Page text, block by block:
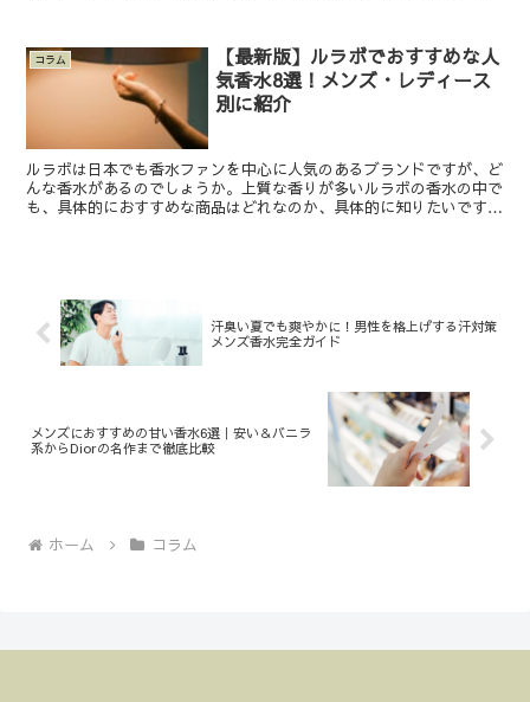
コラム
【最新版】ルラボでおすすめな人
気香水8選！メンズ・レディース
別に紹介
ルラボは日本でも香水ファンを中心に人気のあるブランドですが、ど
んな香水があるのでしょうか。上質な香りが多いルラボの香水の中で
も、具体的におすすめな商品はどれなのか、具体的に知りたいですよ
汗臭い夏でも爽やかに！男性を格上げする汗対策
メンズ香水完全ガイド
メンズにおすすめの甘い香水6選｜安い＆バニラ
系からDiorの名作まで徹底比較
ホーム コラム